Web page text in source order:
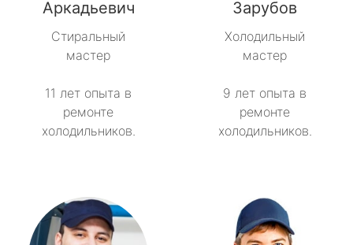
Аркадьевич
Стиральный
мастер
11 лет опыта в
ремонте
холодильников.
Зарубов
Холодильный
мастер
9 лет опыта в
ремонте
холодильников.